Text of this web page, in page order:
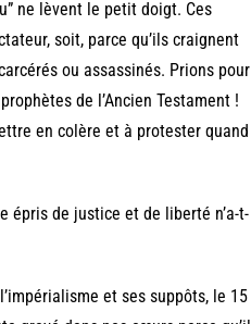
ne lèvent le petit doigt. Ces
soit, parce qu’ils craignent
ou assassinés. Prions pour
de l’Ancien Testament !
en colère et à protester quand
épris de justice et de liberté n’a-t-
et ses suppôts, le 15